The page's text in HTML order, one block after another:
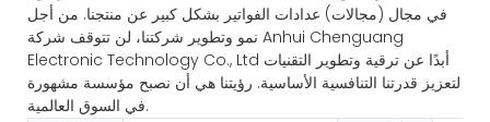
في مجال (مجالات) عدادات الفواتير بشكل كبير عن منتجنا. من أجل
نمو وتطوير شركتنا، لن تتوقف شركة Anhui Chenguang
Electronic Technology Co., Ltd أبدًا عن ترقية وتطوير التقنيات
لتعزيز قدرتنا التنافسية الأساسية. رؤيتنا هي أن نصبح مؤسسة مشهورة
في السوق العالمية.